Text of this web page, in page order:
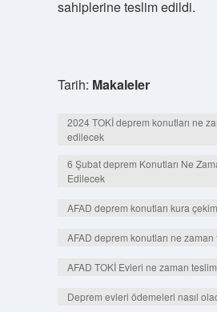
sahiplerine teslim edildi.
Tarih: Makaleler
2024 TOKİ deprem konutları ne
edilecek
6 Şubat deprem Konutları Ne
Edilecek
AFAD deprem konutları kura
AFAD deprem konutları ne
AFAD TOKİ Evleri ne zaman
Deprem evleri ödemeleri nasıl